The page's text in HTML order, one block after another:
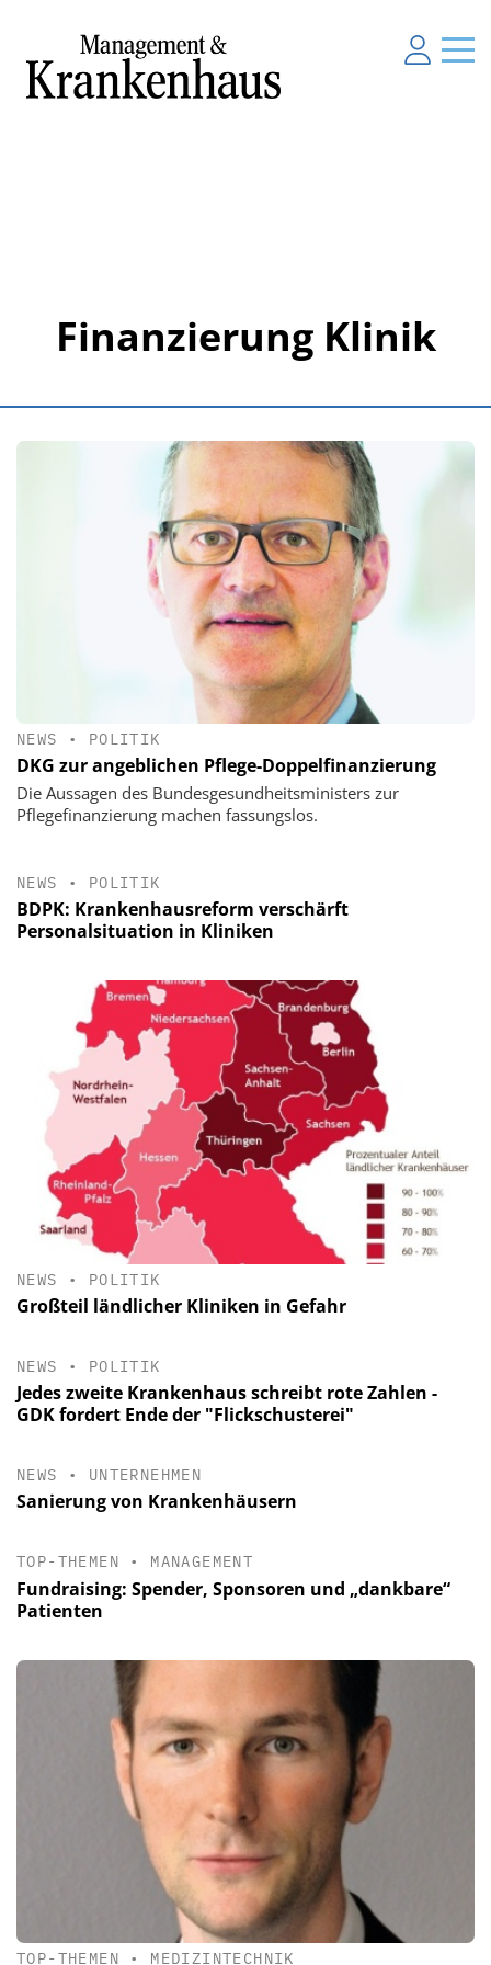
Finanzierung Klinik
NEWS • POLITIK
DKG zur angeblichen Pflege-Doppelfinanzierung
Die Aussagen des Bundesgesundheitsministers zur
Pflegefinanzierung machen fassungslos.
NEWS • POLITIK
BDPK: Krankenhausreform verschärft
Personalsituation in Kliniken
NEWS • POLITIK
Großteil ländlicher Kliniken in Gefahr
NEWS • POLITIK
Jedes zweite Krankenhaus schreibt rote Zahlen -
GDK fordert Ende der "Flickschusterei"
NEWS • UNTERNEHMEN
Sanierung von Krankenhäusern
TOP-THEMEN • MANAGEMENT
Fundraising: Spender, Sponsoren und „dankbare“
Patienten
TOP-THEMEN • MEDIZINTECHNIK